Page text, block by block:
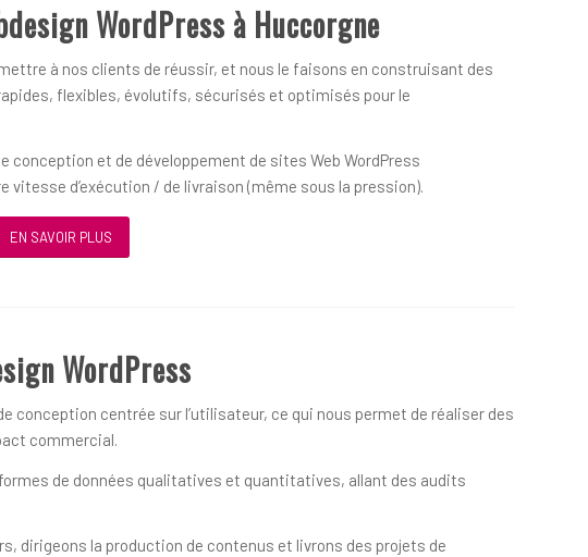
WordPress à Huccorgne
à nos clients de réussir, et nous le faisons en construisant des
flexibles, évolutifs, sécurisés et optimisés pour le
et de développement de sites Web WordPress
d’exécution / de livraison (même sous la pression).
EN SAVOIR PLUS
WordPress
conception centrée sur l’utilisateur, ce qui nous permet de réaliser des
commercial.
de données qualitatives et quantitatives, allant des audits
dirigeons la production de contenus et livrons des projets de